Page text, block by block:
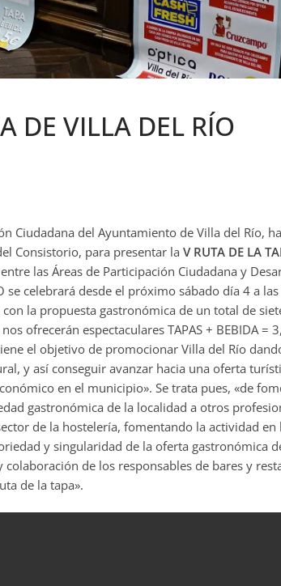
DE VILLA DEL RÍO
Ciudadana del Ayuntamiento de Villa del Río,
Consistorio, para presentar la V RUTA DE LA
las Áreas de Participación Ciudadana y
se celebrará desde el próximo sábado día 4 a
la propuesta gastronómica de un total de
ofrecerán espectaculares TAPAS + BEBIDA =
el objetivo de promocionar Villa del Río
y así conseguir avanzar hacia una oferta
en el municipio». Se trata pues, «de
gastronómica de la localidad a otros
de la hostelería, fomentando la actividad
y singularidad de la oferta gastronómica
de los responsables de bares y
de la tapa».